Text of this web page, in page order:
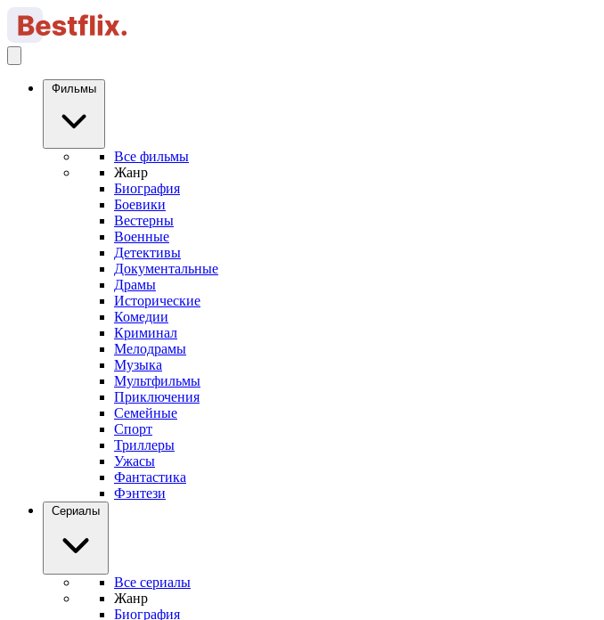
Фильмы
Все фильмы
Жанр
Биография
Боевики
Вестерны
Военные
Детективы
Документальные
Драмы
Исторические
Комедии
Криминал
Мелодрамы
Музыка
Мультфильмы
Приключения
Семейные
Спорт
Триллеры
Ужасы
Фантастика
Фэнтези
Сериалы
Все сериалы
Жанр
Биография